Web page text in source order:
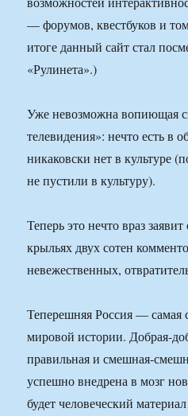
— форумов, квестбуков и
итоге данный сайт стал
«Рулинета».)
Уже невозможна вопиющая
телевидения»: нечто есть в
никаковски нет в культуре
не пустили в культуру).
Теперь это нечто враз
крыльях двух сотен
невежественных,
Теперешняя Россия — самая
мировой истории. Добрая-
правильная и смешная-
успешно внедрена в мозг
будет человеческий